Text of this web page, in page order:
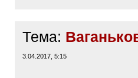
Тема:
3.04.2017, 5:15